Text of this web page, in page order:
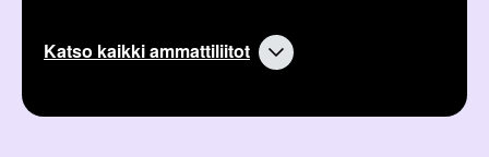
Katso kaikki ammattiliitot